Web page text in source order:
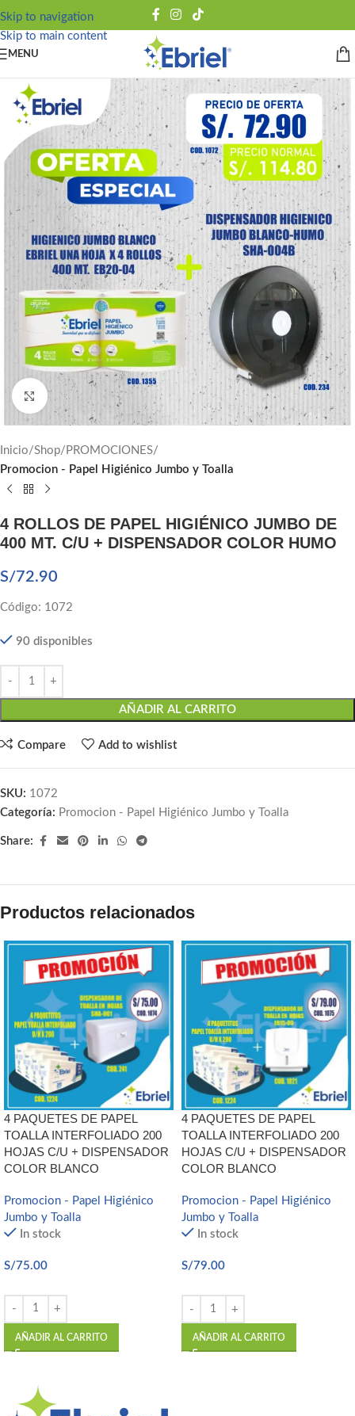
Skip to navigation
Skip to main content
MENU
Click to enlarge
Inicio Shop PROMOCIONES
Promocion - Papel Higiénico Jumbo y Toalla
4 ROLLOS DE PAPEL HIGIÉNICO JUMBO DE
400 MT. C/U + DISPENSADOR COLOR HUMO
S/72.90
Código: 1072
90 disponibles
AÑADIR AL CARRITO
Compare Add to wishlist
SKU: 1072
Categoría: Promocion - Papel Higiénico Jumbo y Toalla
Share:
Productos relacionados
4 PAQUETES DE PAPEL
TOALLA INTERFOLIADO 200
HOJAS C/U + DISPENSADOR
COLOR BLANCO
Promocion - Papel Higiénico
Jumbo y Toalla
In stock
S/75.00
AÑADIR AL CARRITO
4 PAQUETES DE PAPEL
TOALLA INTERFOLIADO 200
HOJAS C/U + DISPENSADOR
COLOR BLANCO
Promocion - Papel Higiénico
Jumbo y Toalla
In stock
S/79.00
AÑADIR AL CARRITO